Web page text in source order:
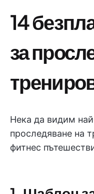
14
за
Нека да видим
проследяване на
фитнес